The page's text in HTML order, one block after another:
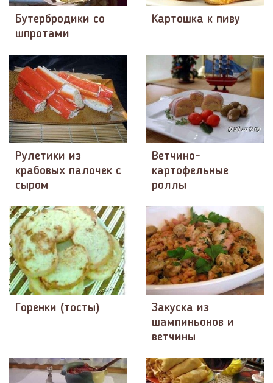
Бутербродики со
шпротами
Картошка к пиву
Рулетики из
крабовых палочек с
сыром
Ветчино-
картофельные
роллы
Горенки (тосты)
Закуска из
шампиньонов и
ветчины